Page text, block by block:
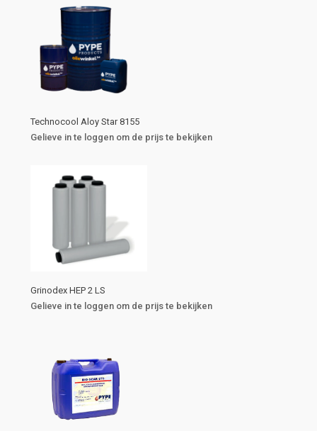
Technocool Aloy Star 8155
Gelieve in te loggen om de prijs te bekijken
Grinodex HEP 2 LS
Gelieve in te loggen om de prijs te bekijken